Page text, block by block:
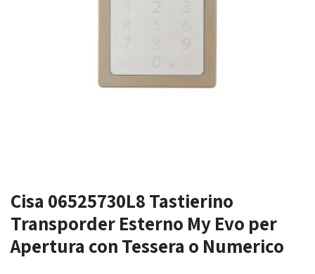
Cisa 06525730L8 Tastierino
Transporder Esterno My Evo per
Apertura con Tessera o Numerico